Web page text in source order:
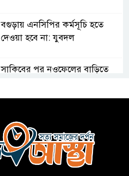
বগুড়ায় এনসিপির কর্মসূচি হতে
দেওয়া হবে না: যুবদল
সাকিবের পর নওফেলের বাড়িতে
আহত-১০
বন্যায় পাটগ্রামে সড়ক ভেঙে